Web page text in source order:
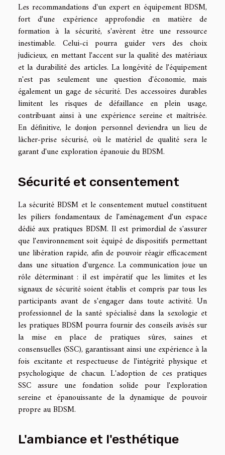
Les recommandations d'un expert en équipement BDSM,
fort d'une expérience approfondie en matière de
formation à la sécurité, s'avèrent être une ressource
inestimable. Celui-ci pourra guider vers des choix
judicieux, en mettant l'accent sur la qualité des matériaux
et la durabilité des articles. La longévité de l'équipement
n'est pas seulement une question d'économie, mais
également un gage de sécurité. Des accessoires durables
limitent les risques de défaillance en plein usage,
contribuant ainsi à une expérience sereine et maîtrisée.
En définitive, le donjon personnel deviendra un lieu de
lâcher-prise sécurisé, où le matériel de qualité sera le
garant d'une exploration épanouie du BDSM.
Sécurité et consentement
La sécurité BDSM et le consentement mutuel constituent
les piliers fondamentaux de l'aménagement d'un espace
dédié aux pratiques BDSM. Il est primordial de s'assurer
que l'environnement soit équipé de dispositifs permettant
une libération rapide, afin de pouvoir réagir efficacement
dans une situation d'urgence. La communication joue un
rôle déterminant : il est impératif que les limites et les
signaux de sécurité soient établis et compris par tous les
participants avant de s'engager dans toute activité. Un
professionnel de la santé spécialisé dans la sexologie et
les pratiques BDSM pourra fournir des conseils avisés sur
la mise en place de pratiques sûres, saines et
consensuelles (SSC), garantissant ainsi une expérience à la
fois excitante et respectueuse de l'intégrité physique et
psychologique de chacun. L'adoption de ces pratiques
SSC assure une fondation solide pour l'exploration
sereine et épanouissante de la dynamique de pouvoir
propre au BDSM.
L'ambiance et l'esthétique